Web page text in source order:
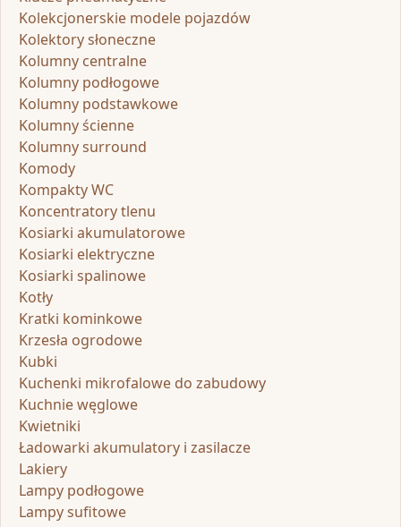
Kolekcjonerskie modele pojazdów
Kolektory słoneczne
Kolumny centralne
Kolumny podłogowe
Kolumny podstawkowe
Kolumny ścienne
Kolumny surround
Komody
Kompakty WC
Koncentratory tlenu
Kosiarki akumulatorowe
Kosiarki elektryczne
Kosiarki spalinowe
Kotły
Kratki kominkowe
Krzesła ogrodowe
Kubki
Kuchenki mikrofalowe do zabudowy
Kuchnie węglowe
Kwietniki
Ładowarki akumulatory i zasilacze
Lakiery
Lampy podłogowe
Lampy sufitowe